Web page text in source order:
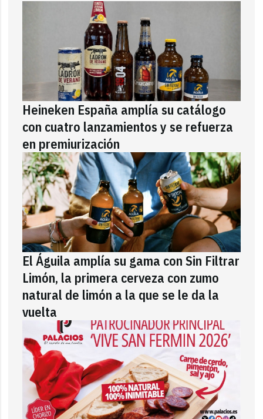
Heineken España amplía su catálogo
con cuatro lanzamientos y se refuerza
en premiurización
El Águila amplía su gama con Sin Filtrar
Limón, la primera cerveza con zumo
natural de limón a la que se le da la
vuelta